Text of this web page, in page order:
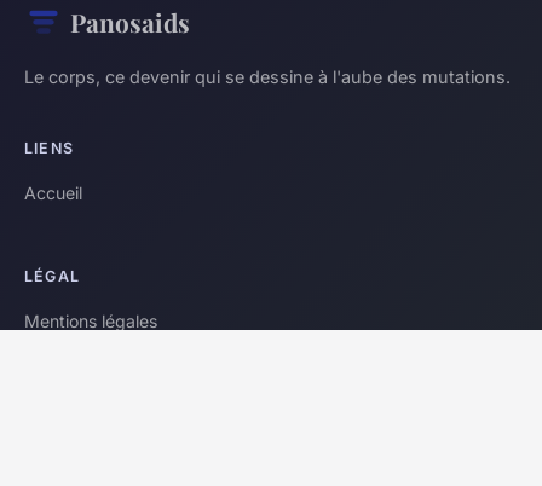
Panosaids
Le corps, ce devenir qui se dessine à l'aube des mutations.
LIENS
Accueil
LÉGAL
Mentions légales